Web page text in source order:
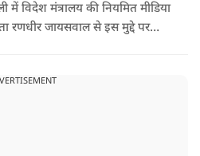
में विदेश मंत्रालय की नियमित मीडिया
रणधीर जायसवाल से इस मुद्दे पर